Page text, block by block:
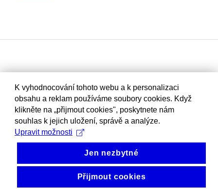
K vyhodnocování tohoto webu a k personalizaci
obsahu a reklam používáme soubory cookies. Když
klikněte na „přijmout cookies", poskytnete nám
souhlas k jejich uložení, správě a analýze.
Upravit možnosti
Jen nezbytné
Přijmout cookies